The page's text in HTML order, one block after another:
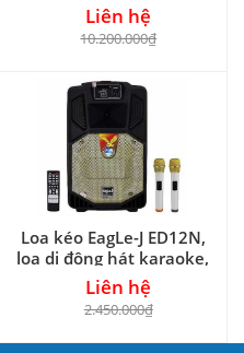
Liên hệ
10.200.000₫
Loa kéo EagLe-J ED12N,
loa di động hát karaoke,
power max 350W
Liên hệ
2.450.000₫